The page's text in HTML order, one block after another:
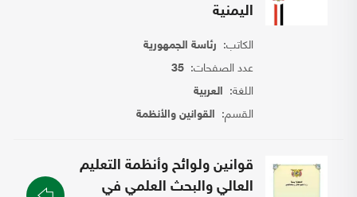
اليمنية
الكاتب: رئاسة الجمهورية
عدد الصفحات:35
اللغة: العربية
القسم: القوانين والأنظمة
قوانين ولوائح وأنظمة التعليم
العالي والبحث العلمي في